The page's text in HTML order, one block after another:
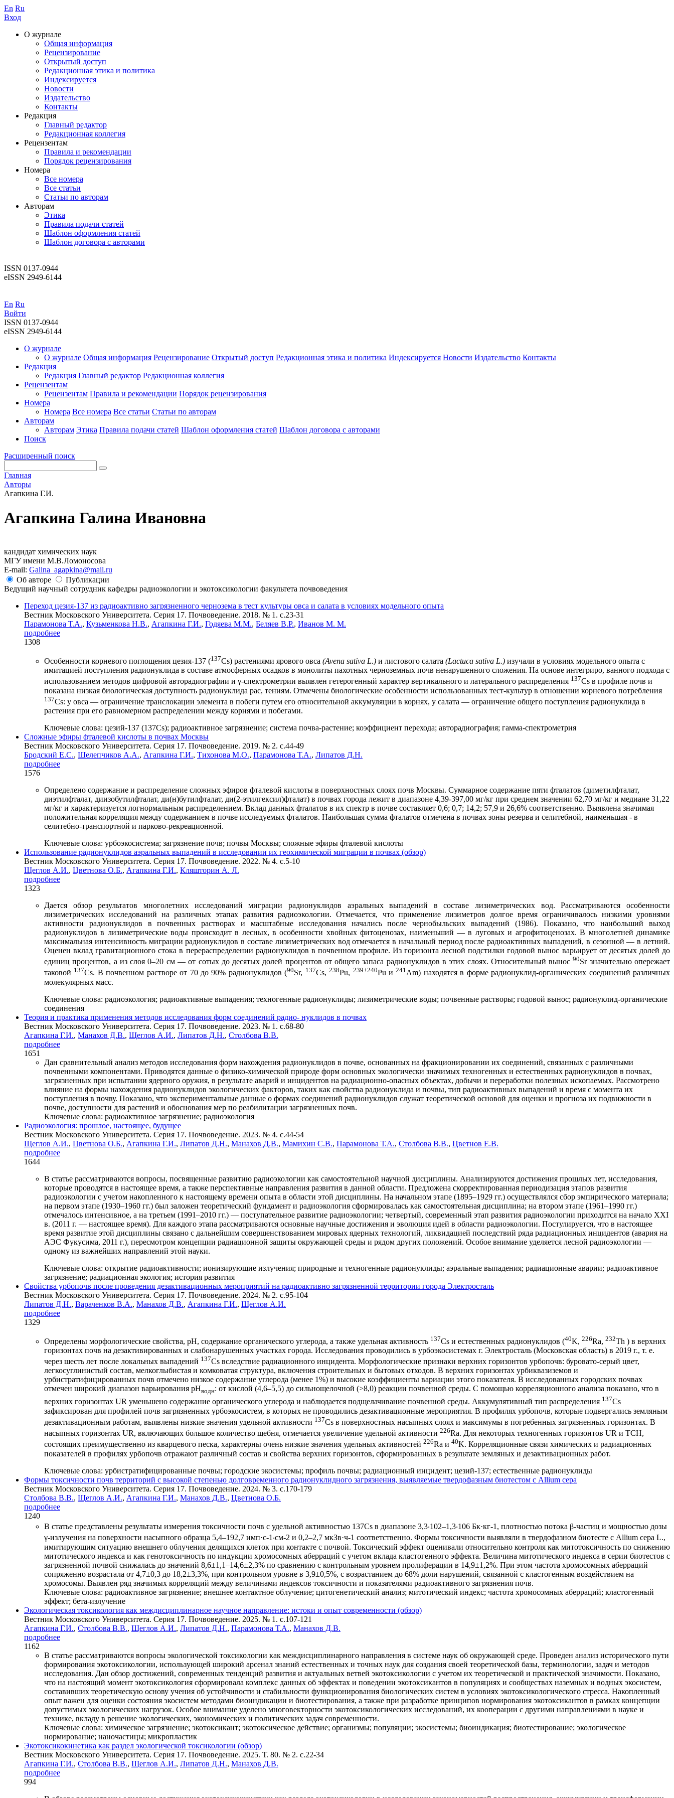
En Ru
Вход
О журнале
Общая информация
Рецензирование
Открытый доступ
Редакционная этика и политика
Индекcируется
Новости
Издательство
Контакты
Редакция
Главный редактор
Редакционная коллегия
Рецензентам
Правила и рекомендации
Порядок рецензирования
Номера
Все номера
Все статьи
Статьи по авторам
Авторам
Этика
Правила подачи статей
Шаблон оформления статей
Шаблон договора с авторами
ISSN 0137-0944
eISSN 2949-6144
En Ru
Войти
ISSN 0137-0944
eISSN 2949-6144
О журнале
О журнале Общая информация Рецензирование Открытый доступ Редакционная этика и политика Индекcируется Новости Издательство Контакты
Редакция
Редакция Главный редактор Редакционная коллегия
Рецензентам
Рецензентам Правила и рекомендации Порядок рецензирования
Номера
Номера Все номера Все статьи Статьи по авторам
Авторам
Авторам Этика Правила подачи статей Шаблон оформления статей Шаблон договора с авторами
Поиск
Расширенный поиск
Главная
Авторы
Агапкина Г.И.
Агапкина Галина Ивановна
кандидат химических наук
МГУ имени М.В.Ломоносова
E-mail: Galina_agapkina@mail.ru
Об авторе
Публикации
Ведущий научный сотрудник кафедры радиоэкологии и экотоксикологии факультета почвоведения
Переход цезия-137 из радиоактивно загрязненного чернозема в тест культуры овса и салата в условиях модельного опыта
Вестник Московского Университета. Серия 17. Почвоведение. 2018. № 1. c.23-31
Парамонова Т.А., Кузьменкова Н.В., Агапкина Г.И., Годяева М.М., Беляев В.Р., Иванов М. М.
подробнее
1308
Особенности корневого поглощения цезия-137 (137Cs) растениями ярового овса (Avena sativa L.) и листового салата (Lactuca sativa L.) изучали в условиях модельного опыта с
имитацией поступления радионуклида в составе атмосферных осадков в монолиты пахотных черноземных почв ненарушенного сложения. На основе интегриро, ванного подхода с
использованием методов цифровой авторадиографии и γ-спектрометрии выявлен гетерогенный характер вертикального и латерального распределения 137Cs в профиле почв и
показана низкая биологическая доступность радионуклида рас, тениям. Отмечены биологические особенности использованных тест-культур в отношении корневого потребления
137Cs: у овса — ограничение транслокации элемента в побеги путем его относительной аккумуляции в корнях, у салата — ограничение общего поступления радионуклида в
растения при его равномерном распределении между корнями и побегами.
Ключевые слова: цезий-137 (137Cs); радиоактивное загрязнение; система почва-растение; коэффициент перехода; авторадиография; гамма-спектрометрия
Сложные эфиры фталевой кислоты в почвах Москвы
Вестник Московского Университета. Серия 17. Почвоведение. 2019. № 2. c.44-49
Бродский Е.С., Шелепчиков А.А., Агапкина Г.И., Тихонова М.О., Парамонова Т.А., Липатов Д.Н.
подробнее
1576
Определено содержание и распределение сложных эфиров фталевой кислоты в поверхностных слоях почв Москвы. Суммарное содержание пяти фталатов (диметилфталат,
диэтилфталат, диизобутилфталат, ди(н)бутилфталат, ди(2-этилгексил)фталат) в почвах города лежит в диапазоне 4,39-397,00 мг/кг при среднем значении 62,70 мг/кг и медиане 31,22
мг/кг и характеризуется логнормальным распределением. Вклад данных фталатов в их спектр в почве составляет 0,6; 0,7; 14,2; 57,9 и 26,6% соответственно. Выявлена значимая
положительная корреляция между содержанием в почве исследуемых фталатов. Наибольшая сумма фталатов отмечена в почвах зоны резерва и селитебной, наименьшая - в
селитебно-транспортной и парково-рекреационной.
Ключевые слова: урбоэкосистема; загрязнение почв; почвы Москвы; сложные эфиры фталевой кислоты
Использование радионуклидов аэральных выпадений в исследовании их геохимической миграции в почвах (обзор)
Вестник Московского Университета. Серия 17. Почвоведение. 2022. № 4. c.5-10
Щеглов А.И., Цветнова О.Б., Агапкина Г.И., Кляшторин А. Л.
подробнее
1323
Дается обзор результатов многолетних исследований миграции радионуклидов аэральных выпадений в составе лизиметрических вод. Рассматриваются особенности
лизиметрических исследований на различных этапах развития радиоэкологии. Отмечается, что применение лизиметров долгое время ограничивалось низкими уровнями
активности радионуклидов в почвенных растворах и масштабные исследования начались после чернобыльских выпадений (1986). Показано, что наибольший выход
радионуклидов в лизиметрические воды происходит в лесных, в особенности хвойных фитоценозах, наименьший — в луговых и агрофитоценозах. В многолетней динамике
максимальная интенсивность миграции радионуклидов в составе лизиметрических вод отмечается в начальный период после радиоактивных выпадений, в сезонной — в летний.
Оценен вклад гравитационного стока в перераспределении радионуклидов в почвенном профиле. Из горизонта лесной подстилки годовой вынос варьирует от десятых долей до
единиц процентов, а из слоя 0–20 см — от сотых до десятых долей процентов от общего запаса радионуклидов в этих слоях. Относительный вынос90Sr значительно опережает
таковой 137Сs. В почвенном растворе от 70 до 90% радионуклидов (90Sr, 137Сs,238Pu, 239+240Pu и241Am) находятся в форме радионуклид-органических соединений различных
молекулярных масс.
Ключевые слова: радиоэкология; радиоактивные выпадения; техногенные радионуклиды; лизиметрические воды; почвенные растворы; годовой вынос; радионуклид-органические
соединения
Теория и практика применения методов исследования форм соединений радио- нуклидов в почвах
Вестник Московского Университета. Серия 17. Почвоведение. 2023. № 1. c.68-80
Агапкина Г.И., Манахов Д.В., Щеглов А.И., Липатов Д.Н., Столбова В.В.
подробнее
1651
Дан сравнительный анализ методов исследования форм нахождения радионуклидов в почве, основанных на фракционировании их соединений, связанных с различными
почвенными компонентами. Приводятся данные о физико-химической природе форм основных экологически значимых техногенных и естественных радионуклидов в почвах,
загрязненных при испытании ядерного оружия, в результате аварий и инцидентов на радиационно-опасных объектах, добычи и переработки полезных ископаемых. Рассмотрено
влияние на формы нахождения радионуклидов экологических факторов, таких как свойства радионуклида и почвы, тип радиоактивных выпадений и время с момента их
поступления в почву. Показано, что экспериментальные данные о формах соединений радионуклидов служат теоретической основой для оценки и прогноза их подвижности в
почве, доступности для растений и обоснования мер по реабилитации загрязненных почв.
Ключевые слова: радиоактивное загрязнение; радиоэкология
Радиоэкология: прошлое, настоящее, будущее
Вестник Московского Университета. Серия 17. Почвоведение. 2023. № 4. c.44-54
Щеглов А.И., Цветнова О.Б., Агапкина Г.И., Липатов Д.Н., Манахов Д.В., Мамихин С.В., Парамонова Т.А., Столбова В.В., Цветнов Е.В.
подробнее
1644
В статье рассматриваются вопросы, посвященные развитию радиоэкологии как самостоятельной научной дисциплины. Анализируются достижения прошлых лет, исследования,
которые проводятся в настоящее время, а также перспективные направления развития в данной области. Предложена скорректированная периодизация этапов развития
радиоэкологии с учетом накопленного к настоящему времени опыта в области этой дисциплины. На начальном этапе (1895–1929 гг.) осуществлялся сбор эмпирического материала;
на первом этапе (1930–1960 гг.) был заложен теоретический фундамент и радиоэкология сформировалась как самостоятельная дисциплина; на втором этапе (1961–1990 гг.)
отмечалось интенсивное, а на третьем (1991–2010 гг.) — поступательное развитие радиоэкологии; четвертый, современный этап развития радиоэкологии приходится на начало ХХI
в. (2011 г. — настоящее время). Для каждого этапа рассматриваются основные научные достижения и эволюция идей в области радиоэкологии. Постулируется, что в настоящее
время развитие этой дисциплины связано с дальнейшим совершенствованием мировых ядерных технологий, ликвидацией последствий ряда радиационных инцидентов (авария на
АЭС Фукусима, 2011 г.), пересмотром концепции радиационной защиты окружающей среды и рядом других положений. Особое внимание уделяется лесной радиоэкологии —
одному из важнейших направлений этой науки.
Ключевые слова: открытие радиоактивности; ионизирующие излучения; природные и техногенные радионуклиды; аэральные выпадения; радиационные аварии; радиоактивное
загрязнение; радиационная экология; история развития
Cвойства урбопочв после проведения дезактивационных мероприятий на радиоактивно загрязненной территории города Электросталь
Вестник Московского Университета. Серия 17. Почвоведение. 2024. № 2. c.95-104
Липатов Д.Н., Вараченков В.А., Манахов Д.В., Агапкина Г.И., Щеглов А.И.
подробнее
1329
Определены морфологические свойства, рН, содержание органического углерода, а также удельная активность 137Cs и естественных радионуклидов (40K, 226Ra, 232Th ) в верхних
горизонтах почв на дезактивированных и слабонарушенных участках города. Исследования проводились в урбоэкосистемах г. Электросталь (Московская область) в 2019 г., т. е.
через шесть лет после локальных выпадений 137Cs вследствие радиационного инцидента. Морфологические признаки верхних горизонтов урбопочв: буровато-серый цвет,
легкосуглинистый состав, мелкоглыбистая и комковатая структура, включения строительных и бытовых отходов. В верхних горизонтах урбиквазиземов и
урбистратифицированных почв отмечено низкое содержание углерода (менее 1%) и высокие коэффициенты вариации этого показателя. В исследованных городских почвах
отмечен широкий диапазон варьирования рНводн: от кислой (4,6–5,5) до сильнощелочной (>8,0) реакции почвенной среды. С помощью корреляционного анализа показано, что в
верхних горизонтах UR уменьшено содержание органического углерода и наблюдается подщелачивание почвенной среды. Аккумулятивный тип распределения 137Cs
зафиксирован для профилей почв загрязненных урбоэкосистем, в которых не проводились дезактивационные мероприятия. В профилях урбопочв, которые подвергались земляным
дезактивационным работам, выявлены низкие значения удельной активности 137Cs в поверхностных насыпных слоях и максимумы в погребенных загрязненных горизонтах. В
насыпных горизонтах UR, включающих большое количество щебня, отмечается увеличение удельной активности 226Ra. Для некоторых техногенных горизонтов UR и TCH,
состоящих преимущественно из кварцевого песка, характерны очень низкие значения удельных активностей 226Ra и 40K. Корреляционные связи химических и радиационных
показателей в профилях урбопочв отражают различный состав и свойства верхних горизонтов, сформированных в результате земляных и дезактивационных работ.
Ключевые слова: урбистратифицированные почвы; городские экосистемы; профиль почвы; радиационный инцидент; цезий-137; естественные радионуклиды
Формы токсичности почв территорий с высокой степенью долговременного радионуклидного загрязнения, выявляемые твердофазным биотестом с Allium cepa
Вестник Московского Университета. Серия 17. Почвоведение. 2024. № 3. c.170-179
Столбова В.В., Щеглов А.И., Агапкина Г.И., Манахов Д.В., Цветнова О.Б.
подробнее
1240
В статье представлены результаты измерения токсичности почв с удельной активностью 137Cs в диапазоне 3,3‧102–1,3‧106 Бк·кг-1, плотностью потока β-частиц и мощностью дозы
γ-излучения на поверхности насыпного образца 5,4–192,7 имп·с-1‧см-2 и 0,2–2,7 мкЗв·ч-1 соответственно. Формы токсичности выявляли в твердофазном биотесте с Allium cepa L.,
имитирующим ситуацию внешнего облучения делящихся клеток при контакте с почвой. Токсический эффект оценивали относительно контроля как митотоксичность по снижению
митотического индекса и как генотоксичность по индукции хромосомных аберраций с учетом вклада кластогенного эффекта. Величина митотического индекса в серии биотестов с
загрязненной почвой снижалась до значений 8,6±1,1–14,6±2,3% по сравнению с контрольным уровнем пролиферации в 14,9±1,2%. При этом частота хромосомных аберраций
сопряженно возрастала от 4,7±0,3 до 18,2±3,3%, при контрольном уровне в 3,9±0,5%, с возрастанием до 68% доли нарушений, связанной с кластогенным воздействием на
хромосомы. Выявлен ряд значимых корреляций между величинами индексов токсичности и показателями радиоактивного загрязнения почв.
Ключевые слова: радиоактивное загрязнение; внешнее контактное облучение; цитогенетический анализ; митотический индекс; частота хромосомных аберраций; кластогенный
эффект; бета-излучение
Экологическая токсикология как междисциплинарное научное направление: истоки и опыт современности (обзор)
Вестник Московского Университета. Серия 17. Почвоведение. 2025. № 1. c.107-121
Агапкина Г.И., Столбова В.В., Щеглов А.И., Липатов Д.Н., Парамонова Т.А., Манахов Д.В.
подробнее
1162
В статье рассматриваются вопросы экологической токсикологии как междисциплинарного направления в системе наук об окружающей среде. Проведен анализ исторического пути
формирования экотоксикологии, использующей широкий арсенал знаний естественных и точных наук для создания своей теоретической базы, терминологии, задач и методов
исследования. Дан обзор достижений, современных тенденций развития и актуальных ветвей экотоксикологии с учетом их теоретической и практической значимости. Показано,
что на настоящий момент экотоксикология сформировала комплекс данных об эффектах и поведении экотоксикантов в популяциях и сообществах наземных и водных экосистем,
составивших теоретическую основу учения об устойчивости и стабильности функционирования биологических систем в условиях экотоксикологического стресса. Накопленный
опыт важен для оценки состояния экосистем методами биоиндикации и биотестирования, а также при разработке принципов нормирования экотоксикантов в рамках концепции
допустимых экологических нагрузок. Особое внимание уделено многовекторности экотоксикологических исследований, их кооперации с другими направлениями в науке и
технике, вкладу в решение экологических, экономических и политических задач современности.
Ключевые слова: химическое загрязнение; экотоксикант; экотоксическое действие; организмы; популяции; экосистемы; биоиндикация; биотестирование; экологическое
нормирование; наночастицы; микропластик
Экотоксикокинетика как раздел экологической токсикологии (обзор)
Вестник Московского Университета. Серия 17. Почвоведение. 2025. Т. 80. № 2. c.22-34
Агапкина Г.И., Столбова В.В., Щеглов А.И., Липатов Д.Н., Манахов Д.В.
подробнее
994